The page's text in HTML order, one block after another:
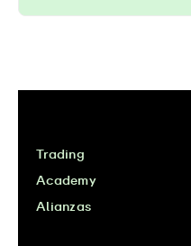
Trading
Academy
Alianzas